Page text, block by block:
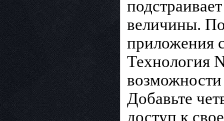
величины.
приложения
Технология
Добавьте
доступ к